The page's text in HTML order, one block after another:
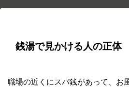
銭湯で見かける人の正体
職場の近くにスパ銭があって、お